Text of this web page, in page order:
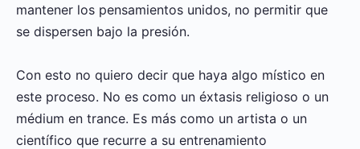
mantener los pensamientos unidos, no permitir que
se dispersen bajo la presión.
Con esto no quiero decir que haya algo místico en
este proceso. No es como un éxtasis religioso o un
médium en trance. Es más como un artista o un
científico que recurre a su entrenamiento